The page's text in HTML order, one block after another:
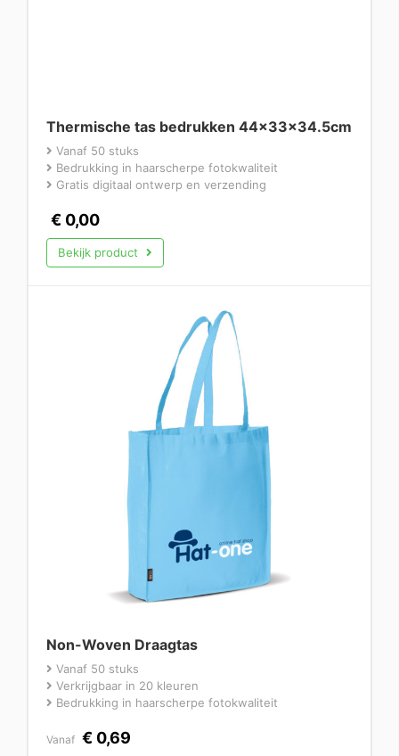
Thermische tas bedrukken 44x33x34.5cm
Vanaf 50 stuks
Bedrukking in haarscherpe fotokwaliteit
Gratis digitaal ontwerp en verzending
€ 0,00
Bekijk product
Non-Woven Draagtas
Vanaf 50 stuks
Verkrijgbaar in 20 kleuren
Bedrukking in haarscherpe fotokwaliteit
Vanaf € 0,69